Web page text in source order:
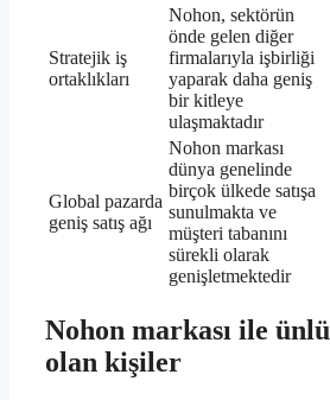
Stratejik iş
ortaklıkları
Nohon, sektörün
önde gelen diğer
firmalarıyla işbirliği
yaparak daha geniş
bir kitleye
ulaşmaktadır
Global pazarda
geniş satış ağı
Nohon markası
dünya genelinde
birçok ülkede satışa
sunulmakta ve
müşteri tabanını
sürekli olarak
genişletmektedir
Nohon markası ile ünlü
olan kişiler